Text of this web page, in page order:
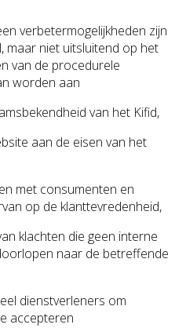
verbetermogelijkheden zijn
maar niet uitsluitend op het
van de procedurele
worden aan
van het Kifid,
aan de eisen van het
met consumenten en
op de klanttevredenheid,
klachten die geen interne
naar de betreffende
dienstverleners om
accepteren